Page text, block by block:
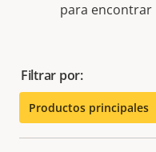
para
Filtrar por:
Productos principales